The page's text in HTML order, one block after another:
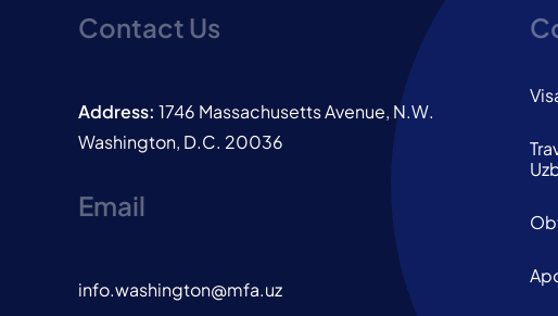
Contact Us
Address: 1746 Massachusetts Avenue, N.W.
Washington, D.C. 20036
Email
info.washington@mfa.uz